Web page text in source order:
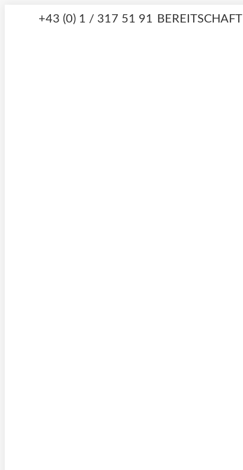
+43 (0) 1 / 317 51 91 BEREITSCHAFT